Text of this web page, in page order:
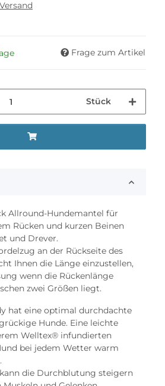
Versand
Frage zum Artikel
Stück
Allround-Hundemantel für
Rücken und kurzen Beinen
und Drever.
an der Rückseite des
Ihnen die Länge einzustellen,
wenn die Rückenlänge
zwei Größen liegt.
hat eine optimal durchdachte
Hunde. Eine leichte
Welltex® infundierten
bei jedem Wetter warm
die Durchblutung steigern